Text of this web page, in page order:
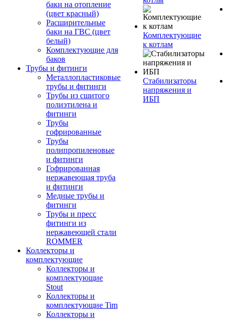
баки на отопление
(цвет красный)
Расширительные
баки на ГВС (цвет
белый)
Комплектующие для
баков
Трубы и фитинги
Металлопластиковые
трубы и фитинги
Трубы из сшитого
полиэтилена и
фитинги
Трубы
гофрированные
Трубы
полипропиленовые
и фитинги
Гофрированная
нержавеющая труба
и фитинги
Медные трубы и
фитинги
Трубы и пресс
фитинги из
нержавеющей стали
ROMMER
Коллекторы и
комплектующие
Коллекторы и
комплектующие
Stout
Коллекторы и
комплектующие Tim
Коллекторы и
Комплектующие
к котлам
Стабилизаторы
напряжения и
ИБП